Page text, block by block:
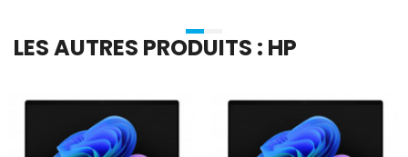
LES AUTRES PRODUITS : HP